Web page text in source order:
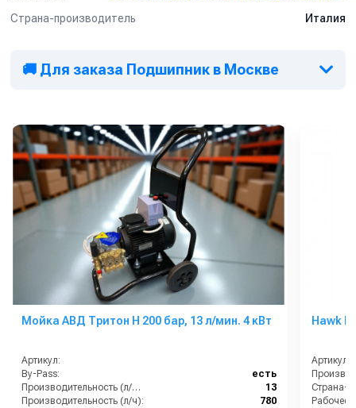
Страна-производитель
Италия
🚚 Для заказа Подшипник в Москве
Мойка АВД Тритон H 200 бар, 13 л/мин. 4 кВт
Артикул:
By-Pass:
есть
Производительность (л/мин):
13
Производительность (л/ч):
780
Hawk
Артикул:
Страна-
Рабочее